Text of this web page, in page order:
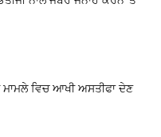
ਮਾਮਲੇ ਵਿਚ ਆਖੀ ਅਸਤੀਫਾ ਦੇਣ